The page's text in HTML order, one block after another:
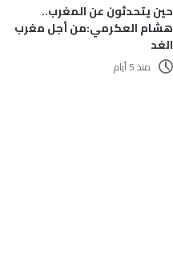
حين يتحدثون عن المغرب..
هشام العكرمي:من أجل مغرب
الغد
منذ 5 أيام